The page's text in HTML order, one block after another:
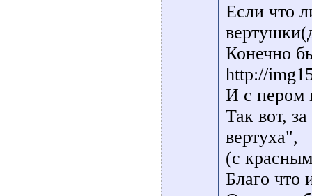
Если что
Конечно
http://
И с пером
Так вот,
вертуха",
(с
Благо что